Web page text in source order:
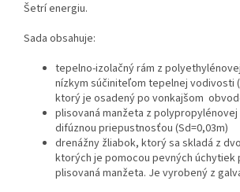
Šetrí energiu.
Sada obsahuje:
tepelno-izolačný rám z
nízkym súčiniteľom tepelnej vodivosti (
ktorý je osadený po vonkajšom
plisovaná manžeta z
difúznou priepustnosťou (Sd=0,03m)
drenážny žliabok, ktorý sa skladá z
ktorých je pomocou pevných úchytiek
plisovaná manžeta. Je vyrobený z